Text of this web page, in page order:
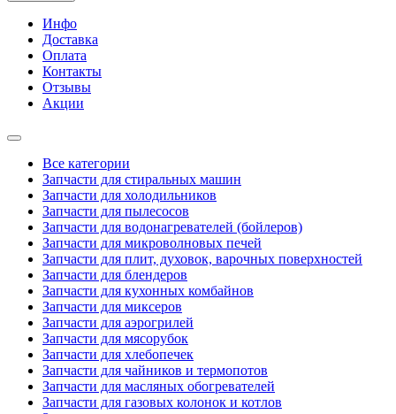
Инфо
Доставка
Оплата
Контакты
Отзывы
Акции
Все категории
Запчасти для стиральных машин
Запчасти для холодильников
Запчасти для пылесосов
Запчасти для водонагревателей (бойлеров)
Запчасти для микроволновых печей
Запчасти для плит, духовок, варочных поверхностей
Запчасти для блендеров
Запчасти для кухонных комбайнов
Запчасти для миксеров
Запчасти для аэрогрилей
Запчасти для мясорубок
Запчасти для хлебопечек
Запчасти для чайников и термопотов
Запчасти для масляных обогревателей
Запчасти для газовых колонок и котлов